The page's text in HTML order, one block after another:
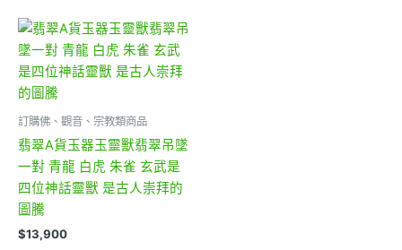
訂購佛、觀音、宗教類商品
翡翠A貨玉器玉靈獸翡翠吊墜
一對 青龍 白虎 朱雀 玄武是
四位神話靈獸 是古人崇拜的
圖騰
$13,900